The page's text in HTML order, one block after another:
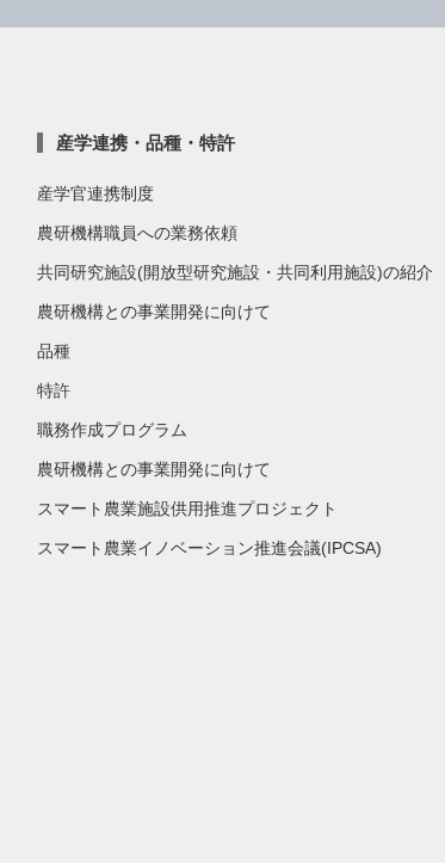
産学連携・品種・特許
産学官連携制度
農研機構職員への業務依頼
共同研究施設(開放型研究施設・共同利用施設)の紹介
農研機構との事業開発に向けて
品種
特許
職務作成プログラム
農研機構との事業開発に向けて
スマート農業施設供用推進プロジェクト
スマート農業イノベーション推進会議(IPCSA)